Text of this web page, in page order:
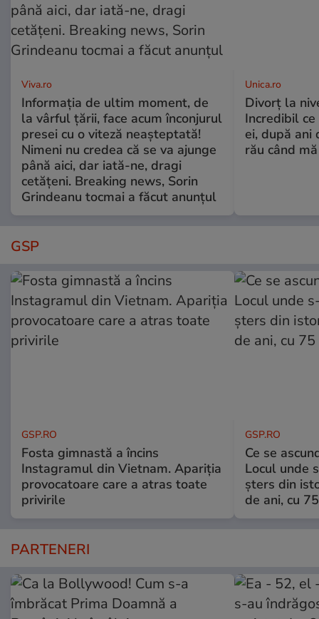
Viva.ro
Informația de ultim moment, de
la vârful țării, face acum înconjurul
presei cu o viteză neașteptată!
Nimeni nu credea că se va ajunge
până aici, dar iată-ne, dragi
cetățeni. Breaking news, Sorin
Grindeanu tocmai a făcut anunțul
Unica.ro
Divorț la
Incredibil
ei, după ani
rău când
GSP
GSP.RO
Fosta gimnastă a încins
Instagramul din Vietnam. Apariția
provocatoare care a atras toate
privirile
GSP.RO
Ce se
Locul unde
șters din
de ani, cu
PARTENERI